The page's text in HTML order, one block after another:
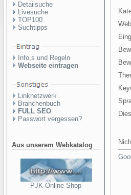
Detailsuche
Livesuche
TOP100
Suchtipps
Info,s und Regeln
Webseite eintragen
Linknetzwerk
Branchenbuch
FULL SEO
Passwort vergessen?
Aus unserem Webkatalog
PJK-Online-Shop